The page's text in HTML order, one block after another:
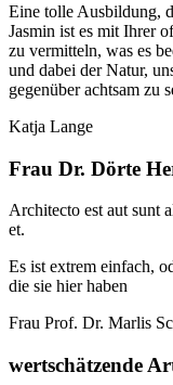
Eine tolle Ausbildung,
Jasmin ist es mit Ihrer
zu vermitteln, was es
und dabei der Natur,
gegenüber achtsam zu
Katja Lange
Frau Dr. Dörte
Architecto est aut sunt
et.
Es ist extrem einfach,
die sie hier haben
Frau Prof. Dr. Marlis
wertschätzende